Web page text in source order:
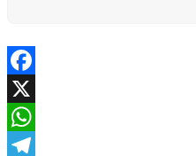
Facebook
X
WhatsApp